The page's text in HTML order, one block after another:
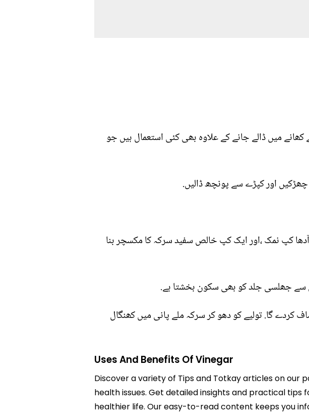
میں ڈالے جانے کے علاوہ بھی کئی استعمال ہیں جو
اور کپڑے سے پونچھ ڈالیں.
کپ نمک ،اور ایک کپ خالص سفید سرکہ کا مکسچر بنا
سے جھلسی جلد کو بھی سکون بخشتا ہے.
گا. تولیے کو دھو کر سرکہ ملے پانی میں کھنگال
Uses And Benefits Of Vinegar
Discover a variety of Tips and Totkay articles on our
health issues. Get detailed insights and practical tips
healthier life. Our easy-to-read content keeps you